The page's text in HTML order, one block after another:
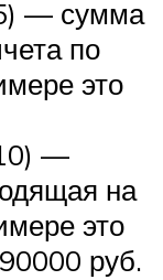
— сумма
по
это
—
на
это
руб.